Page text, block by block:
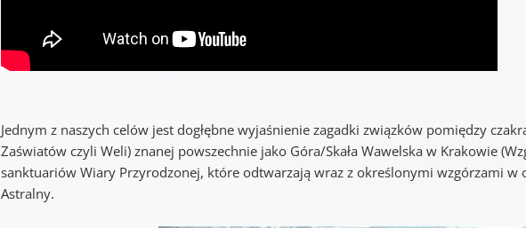
Jednym z naszych celów jest dogłębne wyjaśnienie zagadki związków pomiędzy
Zaświatów czyli Weli) znanej powszechnie jako Góra/Skała Wawelska w Krakowie
sanktuariów Wiary Przyrodzonej, które odtwarzają wraz z określonymi wzgórzami w
Astralny.